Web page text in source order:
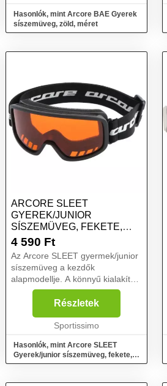
Hasonlók, mint Arcore BAE Gyerek
síszemüveg, zöld, méret
ARCORE SLEET
GYEREK/JUNIOR
SÍSZEMÜVEG, FEKETE,
MÉRET
4 590 Ft
Az Arcore SLEET gyermek/junior
síszemüveg a kezdők
alapmodellje. A könnyű kialakítás
kompatibilis a piacon kapható
legtöbb sisakkal. Tartós
polikarbonát üveggel vann
ellátva, UV2 szűrőkategóriával és
Részletek
Sportissimo
Hasonlók, mint Arcore SLEET
Gyerek/junior síszemüveg, fekete,
méret